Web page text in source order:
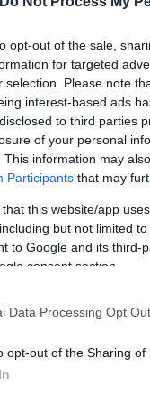
opt-out of the sale,
for targeted
selection. Please note
interest-based ads
to third parties
of your personal
This information may
Participants that may
that this website/app
but not limited
to Google and its third-
consent section.
Data Processing Opt
opt-out of the Sharing of
του εθισμού
κέντρο